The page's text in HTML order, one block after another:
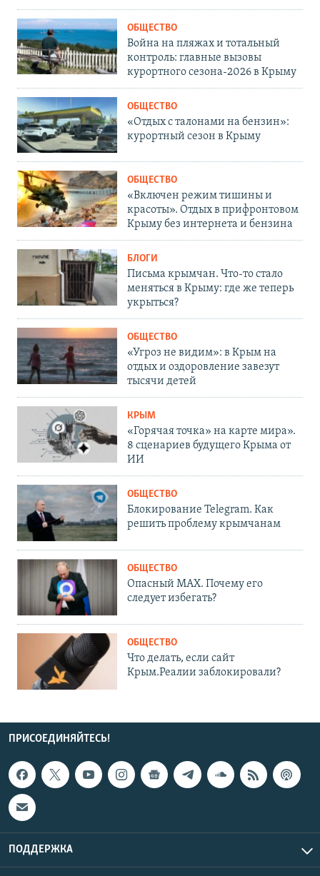
ОБЩЕСТВО
Война на пляжах и тотальный
контроль: главные вызовы
курортного сезона-2026 в Крыму
ОБЩЕСТВО
«Отдых с талонами на бензин»:
курортный сезон в Крыму
ОБЩЕСТВО
«Включен режим тишины и
красоты». Отдых в прифронтовом
Крыму без интернета и бензина
БЛОГИ
Письма крымчан. Что-то стало
меняться в Крыму: где же теперь
укрыться?
ОБЩЕСТВО
«Угроз не видим»: в Крым на
отдых и оздоровление завезут
тысячи детей
КРЫМ
«Горячая точка» на карте мира».
8 сценариев будущего Крыма от
ИИ
ОБЩЕСТВО
Блокирование Telegram. Как
решить проблему крымчанам
ОБЩЕСТВО
Опасный MAX. Почему его
следует избегать?
ОБЩЕСТВО
Что делать, если сайт
Крым.Реалии заблокировали?
ПРИСОЕДИНЯЙТЕСЬ!
ПОДДЕРЖКА